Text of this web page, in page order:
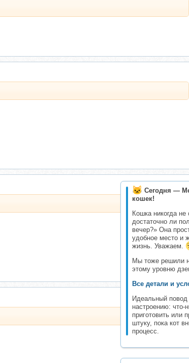
Сегодня —
кошек!
Кошка никогда
достаточно ли
вечер?» Она
удобное место и
жизнь. Уважаем.
Мы тоже решили
этому уровню
Все детали и
Идеальный повод
настроению: что-
приготовить или
штуку, пока кот
процесс.